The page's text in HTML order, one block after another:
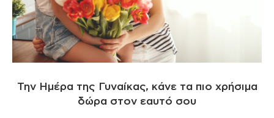
Την Ημέρα της Γυναίκας, κάνε τα πιο χρήσιμα
δώρα στον εαυτό σου